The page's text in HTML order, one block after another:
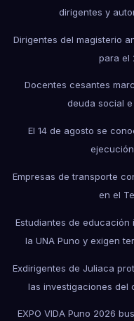
dirigentes y
Dirigentes del magisterio
para el
Docentes cesantes
deuda social
El 14 de agosto se
Empresas de transporte
en el
Estudiantes de educación
la UNA Puno y exigen
Exdirigentes de Juliaca
las investigaciones del
EXPO VIDA Puno 2026